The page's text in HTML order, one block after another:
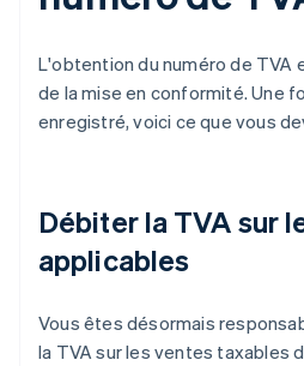
L'obtention du numéro de TVA
de la mise en conformité. Une
enregistré, voici ce que vous
Débiter la TVA sur
applicables
Vous êtes désormais
la TVA sur les ventes taxables